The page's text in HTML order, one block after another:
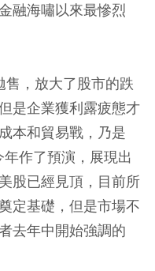
融海嘯以來最慘烈
售，放大了股市的跌
是企業獲利露疲態才
本和貿易戰，乃是
作了預演，展現出
股已經見頂，目前所
定基礎，但是市場不
去年中開始強調的